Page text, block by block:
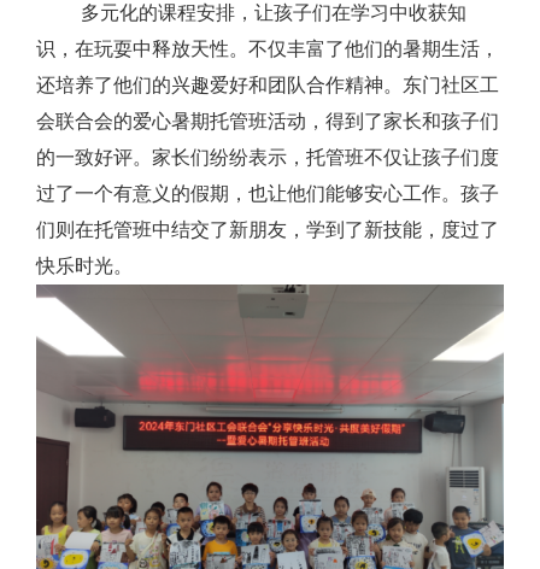
多元化的课程安排，让孩子们在学习中收获知
识，在玩耍中释放天性。不仅丰富了他们的暑期生活，
还培养了他们的兴趣爱好和团队合作精神。东门社区工
会联合会的爱心暑期托管班活动，得到了家长和孩子们
的一致好评。家长们纷纷表示，托管班不仅让孩子们度
过了一个有意义的假期，也让他们能够安心工作。孩子
们则在托管班中结交了新朋友，学到了新技能，度过了
快乐时光。